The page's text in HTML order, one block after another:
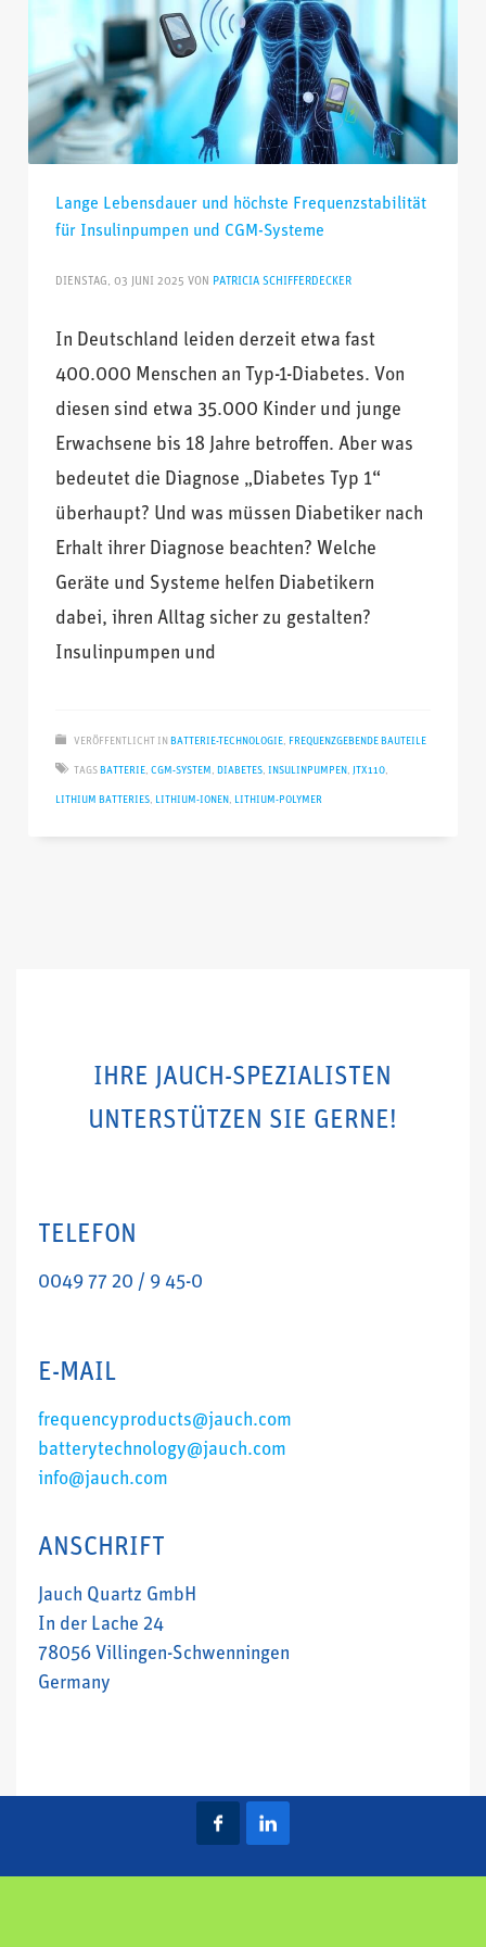
Lange Lebensdauer und höchste Frequenzstabilität
für Insulinpumpen und CGM-Systeme
DIENSTAG, 03 JUNI 2025 VON PATRICIA SCHIFFERDECKER
In Deutschland leiden derzeit etwa fast
400.000 Menschen an Typ-1-Diabetes. Von
diesen sind etwa 35.000 Kinder und junge
Erwachsene bis 18 Jahre betroffen. Aber was
bedeutet die Diagnose „Diabetes Typ 1“
überhaupt? Und was müssen Diabetiker nach
Erhalt ihrer Diagnose beachten? Welche
Geräte und Systeme helfen Diabetikern
dabei, ihren Alltag sicher zu gestalten?
Insulinpumpen und
VERÖFFENTLICHT IN BATTERIE-TECHNOLOGIE, FREQUENZGEBENDE BAUTEILE
TAGS BATTERIE,CGM-SYSTEM,DIABETES,INSULINPUMPEN,JTX110,
LITHIUM BATTERIES, LITHIUM-IONEN, LITHIUM-POLYMER
IHRE JAUCH-SPEZIALISTEN
UNTERSTÜTZEN SIE GERNE!
TELEFON
0049 77 20 / 9 45-0
E-MAIL
frequencyproducts@jauch.com
batterytechnology@jauch.com
info@jauch.com
ANSCHRIFT
Jauch Quartz GmbH
In der Lache 24
78056 Villingen-Schwenningen
Germany